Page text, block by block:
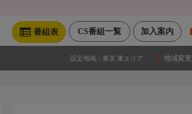
加入案内
CS番組一覧
番組表
設定地域： 東京 東エリア 地域変更